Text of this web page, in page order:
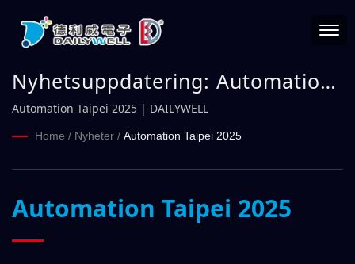
Nyhetsuppdatering: Automation
Taipei 2025 | DAILYWELL
Automation Taipei 2025 | DAILYWELL
Home / Nyheter / Automation Taipei 2025
Automation Taipei 2025